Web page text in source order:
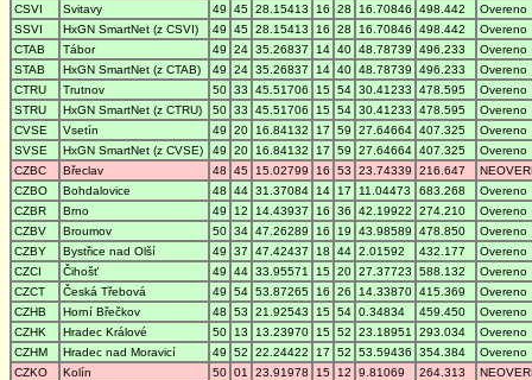
CSVI
Svitavy 49 45 28.15413 16 28 16.70846 498.442
Overeno
SSVI
HxGN SmartNet (z CSVI) 49 45 28.15413 16 28 16.70846 498.442
Overeno
CTAB
Tábor 49 24 35.26837 14 40 48.78739 496.233
Overeno
STAB
HxGN SmartNet (z CTAB) 49 24 35.26837 14 40 48.78739 496.233
Overeno
CTRU
Trutnov 50 33 45.51706 15 54 30.41233 478.595
Overeno
STRU
HxGN SmartNet (z CTRU) 50 33 45.51706 15 54 30.41233 478.595
Overeno
CVSE
Vsetín 49 20 16.84132 17 59 27.64664 407.325
Overeno
SVSE
HxGN SmartNet (z CVSE) 49 20 16.84132 17 59 27.64664 407.325
Overeno
CZBC
Břeclav 48 45 15.02799 16 53 23.74339 216.647
CZBO
Bohdalovice 48 44 31.37084 14 17 11.04473 683.268
Overeno
CZBR
Brno 49 12 14.43937 16 36 42.19922 274.210
Overeno
CZBV
Broumov 50 34 47.26289 16 19 43.98589 478.850
Overeno
CZBY
Bystřice nad Olší 49 37 47.42437 18 44 2.01592 432.177
Overeno
CZCI
Čihošť 49 44 33.95571 15 20 27.37723 588.132
Overeno
CZCT
Česká Třebová 49 54 53.87265 16 26 14.33870 415.369
Overeno
CZHB
Horní Břečkov 48 53 21.92543 15 54 0.34834 459.450
Overeno
CZHK
Hradec Králové 50 13 13.23970 15 52 23.18951 293.034
Overeno
CZHM
Hradec nad Moravicí 49 52 22.24422 17 52 53.59436 354.384
Overeno
CZKO
Kolín 50 01 23.91978 15 12 9.81069 264.313